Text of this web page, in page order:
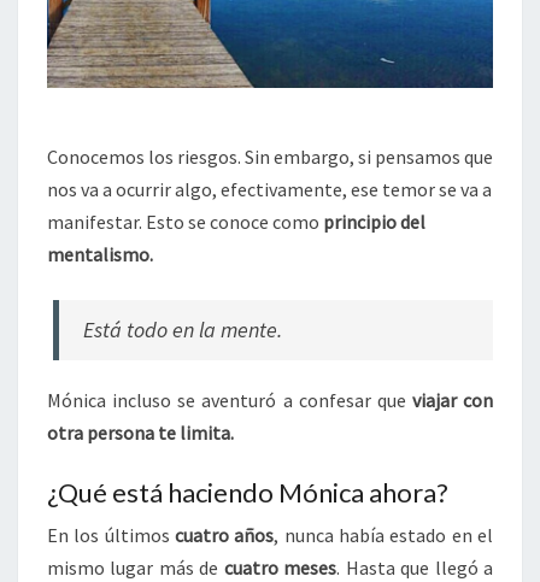
Conocemos los riesgos. Sin embargo, si pensamos que
nos va a ocurrir algo, efectivamente, ese temor se va a
manifestar. Esto se conoce como principio del
mentalismo.
Está todo en la mente.
Mónica incluso se aventuró a confesar que viajar con
otra persona te limita.
¿Qué está haciendo Mónica ahora?
En los últimos cuatro años, nunca había estado en el
mismo lugar más de cuatro meses. Hasta que llegó a